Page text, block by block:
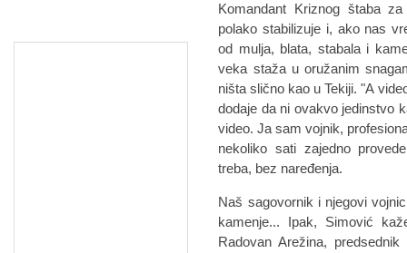
Komandant Kriznog štaba
polako stabilizuje i, ako nas
od mulja, blata, stabala i
veka staža u oružanim
ništa slično kao u Tekiji. "A
dodaje da ni ovakvo jedinstvo
video. Ja sam vojnik,
nekoliko sati zajedno
treba, bez naređenja.
Naš sagovornik i njegovi
kamenje... Ipak, Simović
Radovan Arežina,